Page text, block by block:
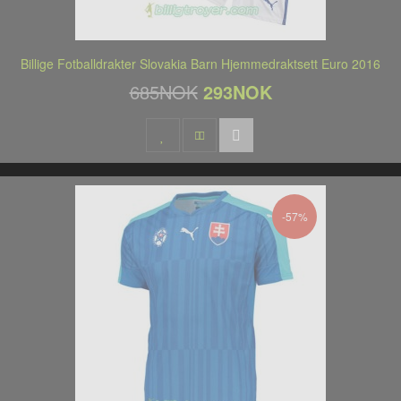
Billige Fotballdrakter Slovakia Barn Hjemmedraktsett Euro 2016
685NOK 293NOK
-57%